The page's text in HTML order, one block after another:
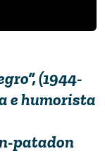
(1944-
e humorista
patadon